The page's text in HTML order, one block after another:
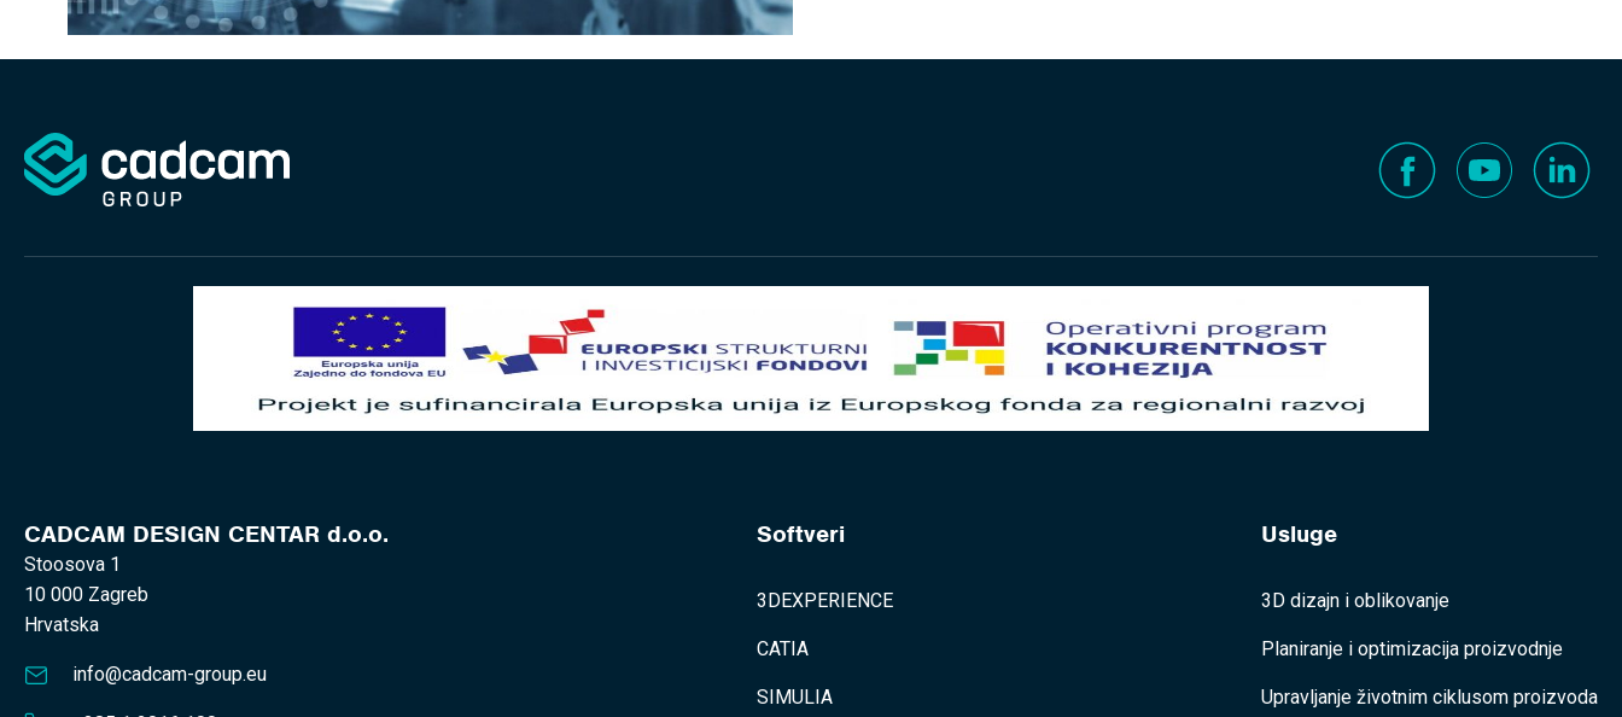
CADCAM DESIGN CENTAR d.o.o.
Stoosova 1
10 000 Zagreb
Hrvatska
info@cadcam-group.eu
Softveri
3DEXPERIENCE
CATIA
SIMULIA
Usluge
3D dizajn i oblikovanje
Planiranje i optimizacija proizvodnje
Upravljanje životnim ciklusom proizvoda